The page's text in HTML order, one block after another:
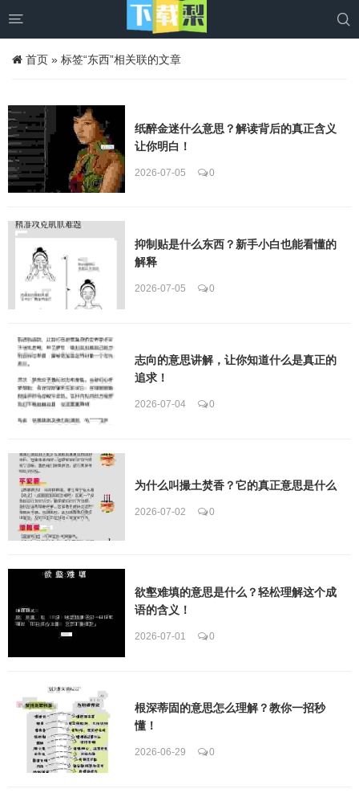
 
首页 » 标签“东西”相关联的文章
纸醉金迷什么意思？解读背后的真正含义
让你明白！
2026-07-05 0
抑制贴是什么东西？新手小白也能看懂的
解释
2026-07-05 0
志向的意思讲解，让你知道什么是真正的
追求！
2026-07-04 0
为什么叫撮土焚香？它的真正意思是什么
2026-07-02 0
欲壑难填的意思是什么？轻松理解这个成
语的含义！
2026-07-01 0
根深蒂固的意思怎么理解？教你一招秒
懂！
2026-06-29 0